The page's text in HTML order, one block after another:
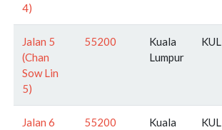
4)
Jalan 5
(Chan
Sow Lin
5)
55200
Kuala
Lumpur
KUL
Jalan 6
55200
Kuala
KUL